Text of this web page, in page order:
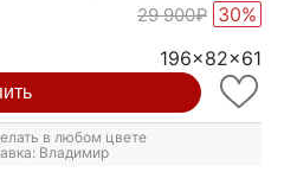
29 900₽ 30%
196x82x61
в любом цвете
Владимир